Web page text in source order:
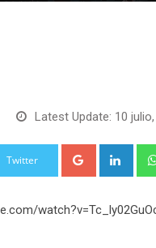
Latest Update: 10
Twitter Google+